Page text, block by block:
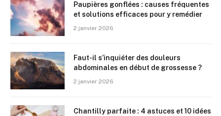
Paupières gonflées : causes fréquentes
et solutions efficaces pour y remédier
2 janvier 2026
Faut-il s’inquiéter des douleurs
abdominales en début de grossesse ?
2 janvier 2026
Chantilly parfaite : 4 astuces et 10 idées